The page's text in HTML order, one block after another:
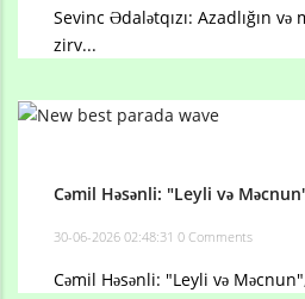
Sevinc Ədalətqızı: Azadlığın
zirv...
Cəmil Həsənli: "Leyli və
30-06-2026 02:48:31 0 Comments
Cəmil Həsənli: "Leyli və